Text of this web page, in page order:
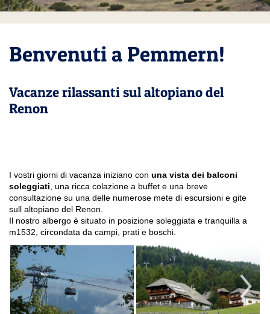
Benvenuti a Pemmern!
Vacanze rilassanti sul altopiano del
Renon
I vostri giorni di vacanza iniziano con una vista dei balconi
soleggiati , una ricca colazione a buffet e una breve
consultazione su una delle numerose mete di escursioni e gite
sull altopiano del Renon.
Il nostro albergo è situato in posizione soleggiata e tranquilla a
m1532, circondata da campi, prati e boschi.